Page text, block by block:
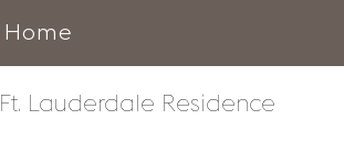
Home
Ft. Lauderdale Residence